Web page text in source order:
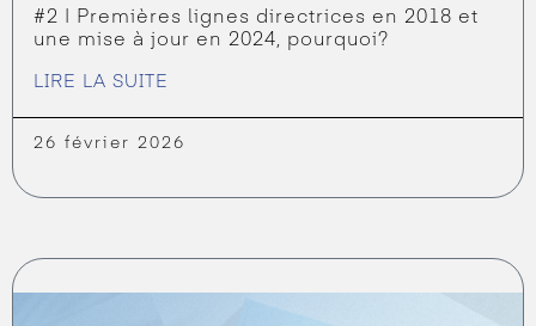
#2 | Premières lignes directrices en 2018 et
une mise à jour en 2024, pourquoi?
LIRE LA SUITE
26 février 2026